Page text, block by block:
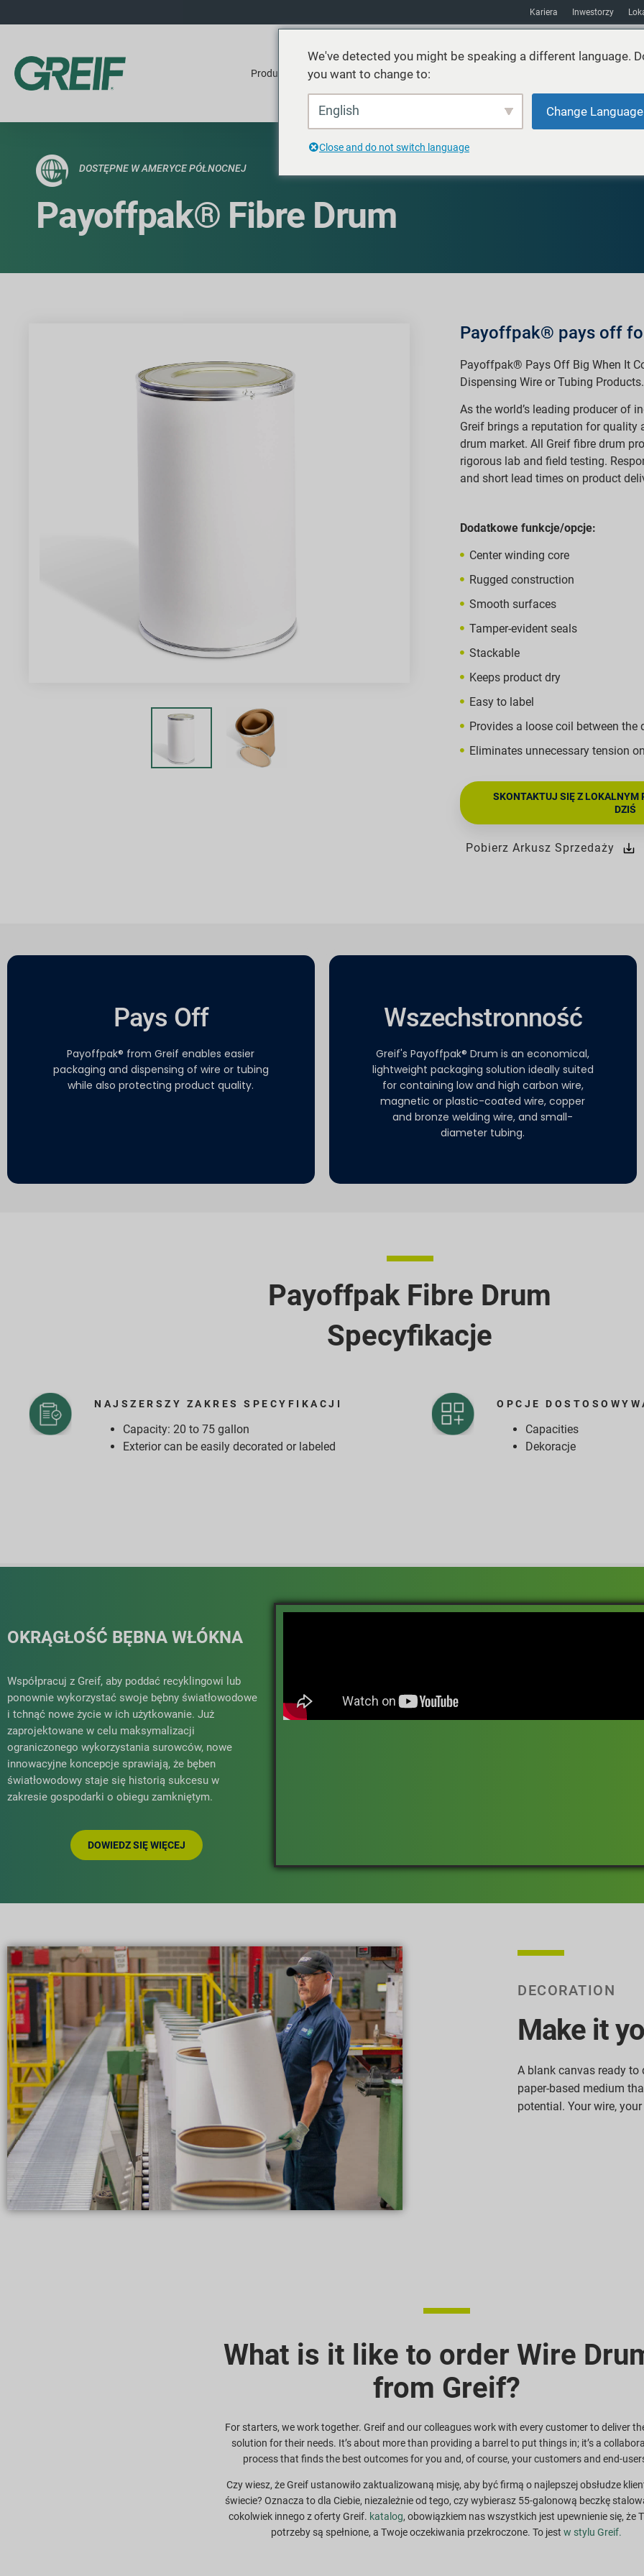
Kariera Inwestorzy
Produkty Usługi Zrównoważony rozwój
DOSTĘPNE W AMERYCE PÓŁNOCNEJ
Payoffpak® Fibre Drum
Payoffpak® pays off
Payoffpak® Pays Off Big When It
Dispensing Wire or Tubing Products.
As the world’s leading producer of
Greif brings a reputation for quality
drum market. All Greif fibre drum
rigorous lab and field testing.
and short lead times on product
Dodatkowe funkcje/opcje:
Center winding core
Rugged construction
Smooth surfaces
Tamper-evident seals
Stackable
Keeps product dry
Easy to label
Provides a loose coil between the
Eliminates unnecessary tension
SKONTAKTUJ SIĘ Z LOKALNYM
DZIŚ
Pobierz Arkusz Sprzedaży
Pays Off
Payoffpak® from Greif enables easier
packaging and dispensing of wire or tubing
while also protecting product quality.
Wszechstronność
Greif's Payoffpak® Drum is an economical,
lightweight packaging solution ideally suited
for containing low and high carbon wire,
magnetic or plastic-coated wire, copper
and bronze welding wire, and small-
diameter tubing.
Payoffpak Fibre Drum​
Specyfikacje
NAJSZERSZY ZAKRES SPECYFIKACJI
Capacity: 20 to 75 gallon
Exterior can be easily decorated or labeled
OPCJE
Capacities
Dekoracje
OKRĄGŁOŚĆ BĘBNA WŁÓKNA
Współpracuj z Greif, aby poddać recyklingowi lub
ponownie wykorzystać swoje bębny światłowodowe
i tchnąć nowe życie w ich użytkowanie. Już
zaprojektowane w celu maksymalizacji
ograniczonego wykorzystania surowców, nowe
innowacyjne koncepcje sprawiają, że bęben
światłowodowy staje się historią sukcesu w
zakresie gospodarki o obiegu zamkniętym.
DOWIEDZ SIĘ WIĘCEJ
DECORATION
Make it
A blank canvas ready to
paper-based medium
potential. Your wire,
What is it like to order Wire
from Greif?
For starters, we work together. Greif and our colleagues work with every customer to deliver
solution for their needs. It’s about more than providing a barrel to put things in; it’s a
process that finds the best outcomes for you and, of course, your customers and end-
Czy wiesz, że Greif ustanowiło zaktualizowaną misję, aby być firmą o najlepszej obsłudze
świecie? Oznacza to dla Ciebie, niezależnie od tego, czy wybierasz 55-galonową beczkę
cokolwiek innego z oferty Greif. katalog, obowiązkiem nas wszystkich jest upewnienie się, że
potrzeby są spełnione, a Twoje oczekiwania przekroczone. To jest w stylu Greif.
We've detected you might be speaking a different language.
you want to change to:
English Change Language
Close and do not switch language